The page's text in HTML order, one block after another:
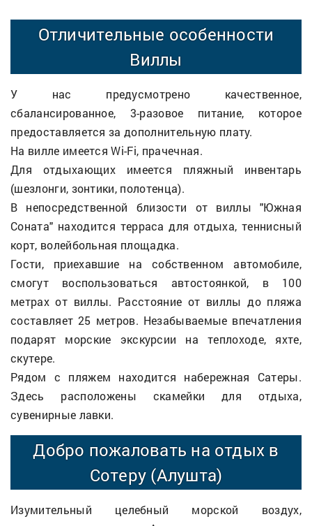
Отличительные особенности
Виллы
У нас предусмотрено качественное,
сбалансированное, 3-разовое питание, которое
предоставляется за дополнительную плату.
На вилле имеется Wi-Fi, прачечная.
Для отдыхающих имеется пляжный инвентарь
(шезлонги, зонтики, полотенца).
В непосредственной близости от виллы "Южная
Соната" находится терраса для отдыха, теннисный
корт, волейбольная площадка.
Гости, приехавшие на собственном автомобиле,
смогут воспользоваться автостоянкой, в 100
метрах от виллы. Расстояние от виллы до пляжа
составляет 25 метров. Незабываемые впечатления
подарят морские экскурсии на теплоходе, яхте,
скутере.
Рядом с пляжем находится набережная Сатеры.
Здесь расположены скамейки для отдыха,
сувенирные лавки.
Добро пожаловать на отдых в
Сотеру (Алушта)
Изумительный целебный морской воздух,